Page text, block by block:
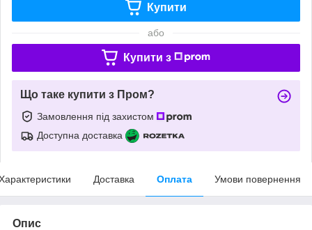
Купити
або
Купити з
Що таке купити з Пром?
Замовлення під захистом
Доступна доставка
Доставка Оплата Умови повернення
Опис